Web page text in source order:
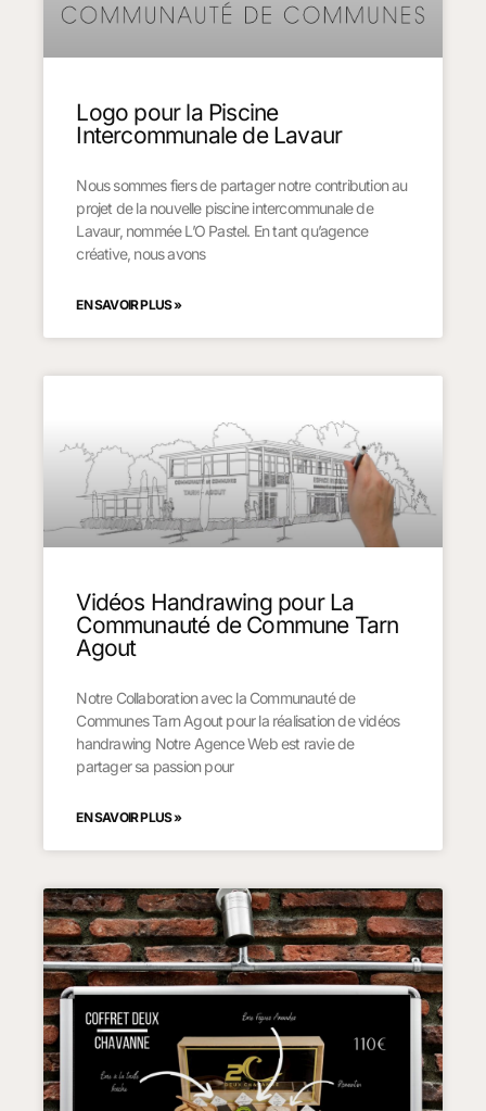
Logo pour la Piscine
Intercommunale de Lavaur
Nous sommes fiers de partager notre contribution au
projet de la nouvelle piscine intercommunale de
Lavaur, nommée L’O Pastel. En tant qu’agence
créative, nous avons
EN SAVOIR PLUS »
Vidéos Handrawing pour La
Communauté de Commune Tarn
Agout
Notre Collaboration avec la Communauté de
Communes Tarn Agout pour la réalisation de vidéos
handrawing Notre Agence Web est ravie de
partager sa passion pour
EN SAVOIR PLUS »